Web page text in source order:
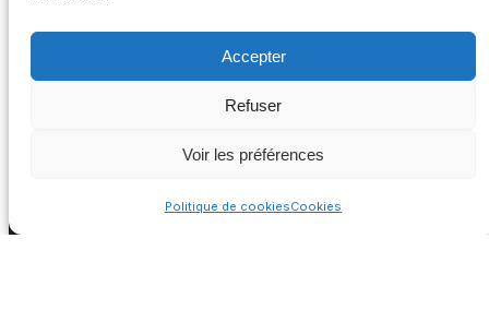
Accepter
Refuser
Voir les préférences
Politique de cookiesCookies